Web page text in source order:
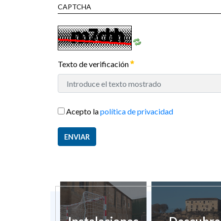
CAPTCHA
Texto de verificación
Acepto lapolítica de privacidad
ENVIAR